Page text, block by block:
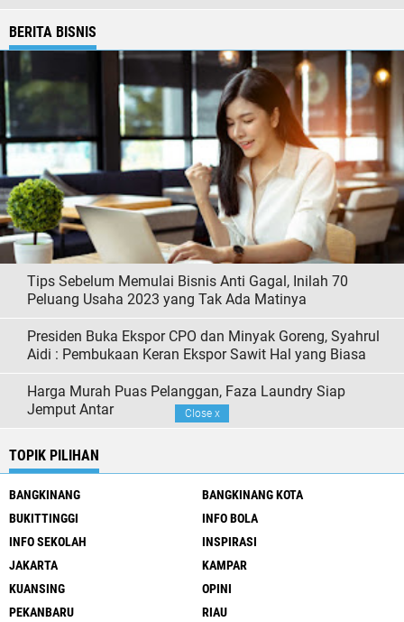
BERITA BISNIS
Tips Sebelum Memulai Bisnis Anti Gagal, Inilah 70
Peluang Usaha 2023 yang Tak Ada Matinya
Presiden Buka Ekspor CPO dan Minyak Goreng, Syahrul
Aidi : Pembukaan Keran Ekspor Sawit Hal yang Biasa
Harga Murah Puas Pelanggan, Faza Laundry Siap
Jemput Antar
TOPIK PILIHAN
BANGKINANG
BANGKINANG KOTA
BUKITTINGGI
INFO BOLA
INFO SEKOLAH
INSPIRASI
JAKARTA
KAMPAR
KUANSING
OPINI
PEKANBARU
RIAU
Close x